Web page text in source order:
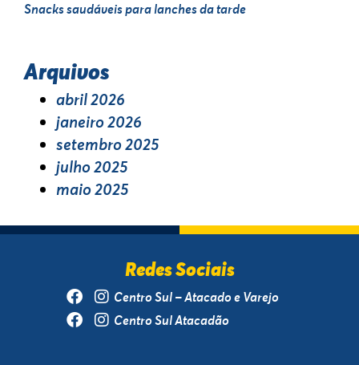
Snacks saudáveis para lanches da tarde
Arquivos
abril 2026
janeiro 2026
setembro 2025
julho 2025
maio 2025
Redes Sociais
Centro Sul – Atacado e Varejo
Centro Sul Atacadão